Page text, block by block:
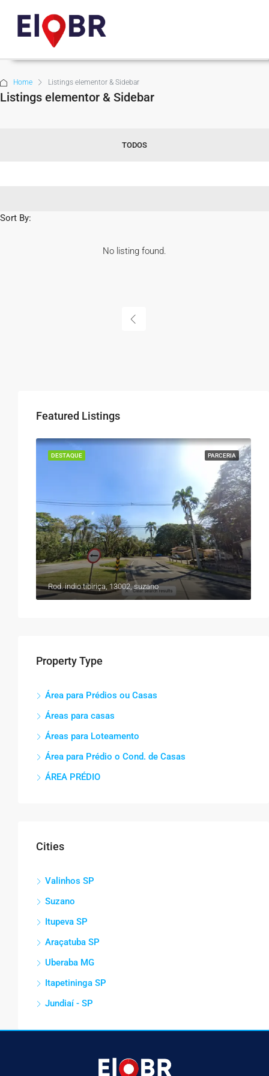
Home Listings elementor & Sidebar
Listings elementor & Sidebar
TODOS
Sort By:
No listing found.
Featured Listings
PARCERIA
DESTAQUE
Rod. indio tibiriça, 13002, suzano
Property Type
Área para Prédios ou Casas
Áreas para casas
Áreas para Loteamento
Área para Prédio o Cond. de Casas
ÁREA PRÉDIO
Cities
Valinhos SP
Suzano
Itupeva SP
Araçatuba SP
Uberaba MG
Itapetininga SP
Jundiaí - SP